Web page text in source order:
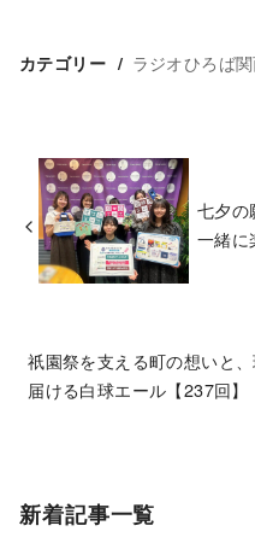
カテゴリー ラジオひろば
七夕の
一緒に
祇園祭を支える町の想いと
届ける白球エール【237回】
新着記事一覧